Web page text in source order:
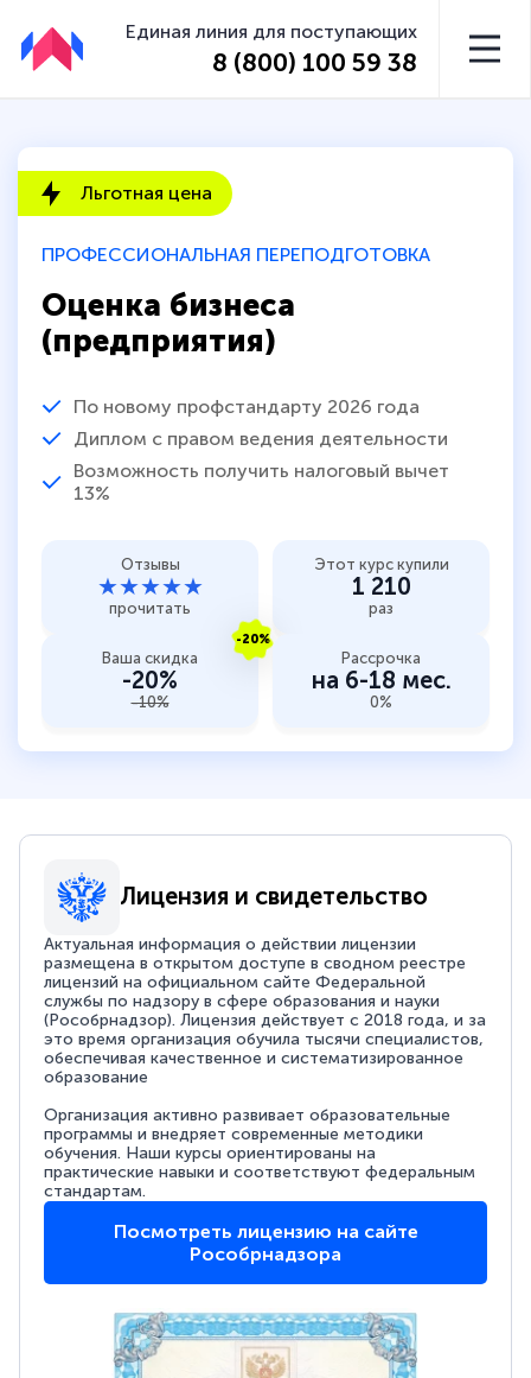
Единая линия для поступающих
8 (800) 100 59 38
ПРОФЕССИОНАЛЬНАЯ ПЕРЕПОДГОТОВКА
Оценка бизнеса
(предприятия)
По новому профстандарту 2026 года
Диплом с правом ведения деятельности
Возможность получить налоговый вычет
13%
Льготная цена
Отзывы
★★★★★
прочитать
Этот курс купили
1 210
раз
-20%
Ваша скидка
-20%
-10%
Рассрочка
на 6-18 мес.
0%
Лицензия и свидетельство
Актуальная информация о действии лицензии
размещена в открытом доступе в сводном реестре
лицензий на официальном сайте Федеральной
службы по надзору в сфере образования и науки
(Рособрнадзор). Лицензия действует с 2018 года, и за
это время организация обучила тысячи специалистов,
обеспечивая качественное и систематизированное
образование
Организация активно развивает образовательные
программы и внедряет современные методики
обучения. Наши курсы ориентированы на
практические навыки и соответствуют федеральным
стандартам.
Посмотреть лицензию на сайте
Рособрнадзора